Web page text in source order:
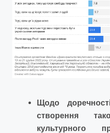
Щодо
створення
культурного